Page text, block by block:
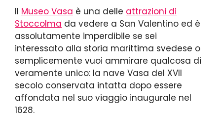
Il Museo Vasa è una delle attrazioni di
Stoccolma da vedere a San Valentino ed è
assolutamente imperdibile se sei
interessato alla storia marittima svedese o
semplicemente vuoi ammirare qualcosa di
veramente unico: la nave Vasa del XVII
secolo conservata intatta dopo essere
affondata nel suo viaggio inaugurale nel
1628.